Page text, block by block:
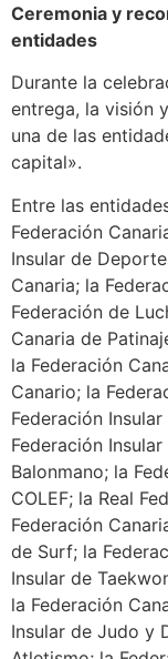
Ceremonia y
entidades
Durante la
entrega, la visión
una de las
capital».
Entre las
Federación
Insular de
Canaria; la
Federación de
Canaria de
la Federación
Canario; la
Federación
Federación
Balonmano; la
COLEF; la Real
Federación
de Surf; la
Insular de
la Federación
Insular de Judo y